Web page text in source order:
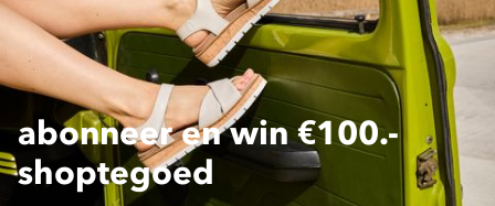
abonneer en win €100.-
shoptegoed